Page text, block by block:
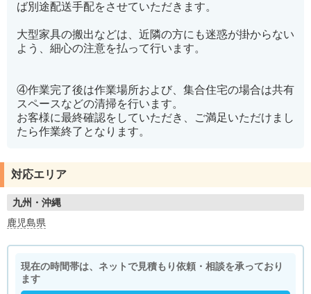
ば別途配送手配をさせていただきます。
大型家具の搬出などは、近隣の方にも迷惑が掛からない
よう、細心の注意を払って行います。
④作業完了後は作業場所および、集合住宅の場合は共有
スペースなどの清掃を行います。
お客様に最終確認をしていただき、ご満足いただけまし
たら作業終了となります。
対応エリア
九州・沖縄
鹿児島県
現在の時間帯は、ネットで見積もり依頼・相談を承っており
ます